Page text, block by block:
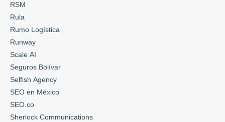
RSM
Rula
Rumo Logística
Runway
Scale AI
Seguros Bolívar
Selfish Agency
SEO en México
SEO.co
Sherlock Communications